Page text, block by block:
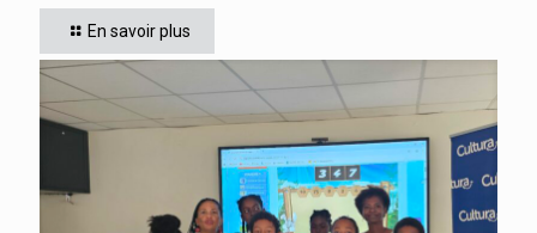
affrontés. CADIGNAN Manuel, après une bataille bien
disputée, s’est imposé, le jeudi 4 juin 2026
En savoir plus